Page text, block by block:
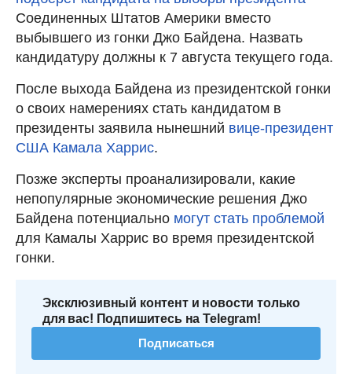
Соединенных Штатов Америки вместо
выбывшего из гонки Джо Байдена. Назвать
кандидатуру должны к 7 августа текущего года.
После выхода Байдена из президентской гонки
о своих намерениях стать кандидатом в
президенты заявила нынешний вице-президент
США Камала Харрис.
Позже эксперты проанализировали, какие
непопулярные экономические решения Джо
Байдена потенциально могут стать проблемой
для Камалы Харрис во время президентской
гонки.
Эксклюзивный контент и новости только
для вас! Подпишитесь на Telegram!
Подписаться